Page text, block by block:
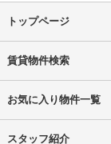
トップページ
賃貸物件検索
お気に入り物件一覧
スタッフ紹介